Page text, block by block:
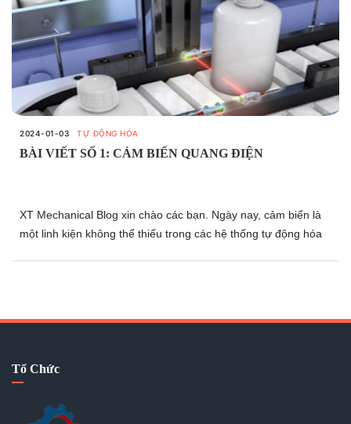
2024-01-03 TỰ ĐỘNG HÓA
BÀI VIẾT SỐ 1: CẢM BIẾN QUANG ĐIỆN
XT Mechanical Blog xin chào các bạn. Ngày nay, cảm biến là
một linh kiện không thể thiếu trong các hệ thống tự động hóa
mục đích sử dụng của mình.
Tổ Chức